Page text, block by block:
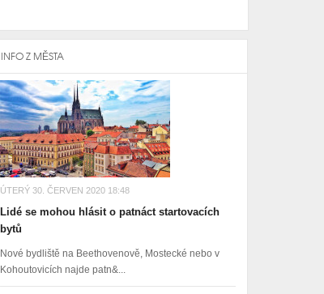
INFO Z MĚSTA
ÚTERÝ 30. ČERVEN 2020 18:48
Lidé se mohou hlásit o patnáct startovacích
bytů
Nové bydliště na Beethovenově, Mostecké nebo v
Kohoutovicích najde patn&...